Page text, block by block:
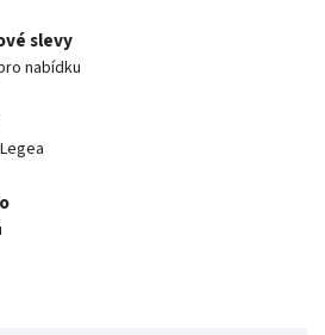
slevy
nabídku